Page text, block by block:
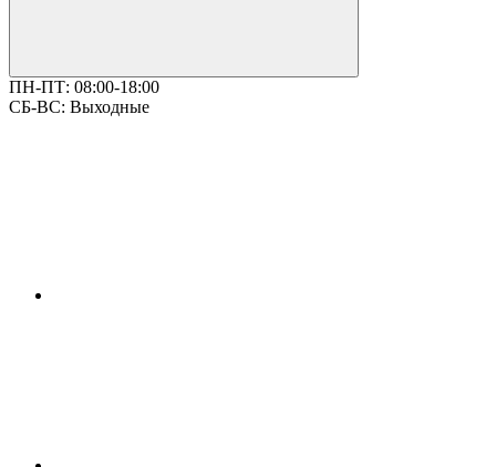
ПН-ПТ: 08:00-18:00
СБ-ВС: Выходные